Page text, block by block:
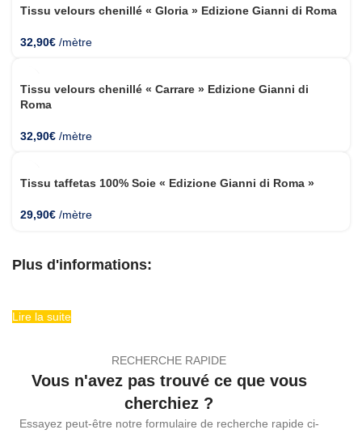
Tissu velours chenillé « Gloria » Edizione Gianni di Roma
32,90€ /mètre
Tissu velours chenillé « Carrare » Edizione Gianni di
Roma
32,90€ /mètre
Tissu taffetas 100% Soie « Edizione Gianni di Roma »
29,90€ /mètre
Plus d'informations:
Lire la suite
RECHERCHE RAPIDE
Vous n'avez pas trouvé ce que vous
cherchiez ?
Essayez peut-être notre formulaire de recherche rapide ci-